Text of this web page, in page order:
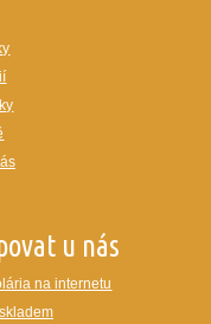
u nás
na internetu